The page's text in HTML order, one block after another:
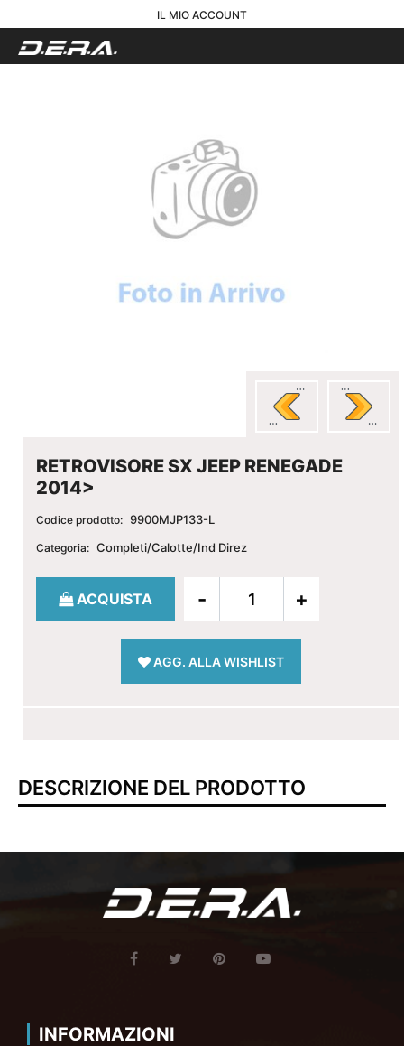
IL MIO ACCOUNT
RETROVISORE SX JEEP RENEGADE
2014>
Codice prodotto: 9900MJP133-L
Categoria: Completi/Calotte/Ind Direz
Quantità
ACQUISTA
AGG. ALLA WISHLIST
DESCRIZIONE DEL PRODOTTO
INFORMAZIONI